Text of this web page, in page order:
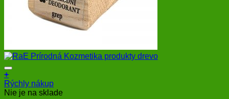
+
Rýchly nákup
Nie je na sklade